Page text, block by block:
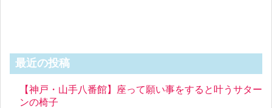
最近の投稿
【神戸・山手八番館】座って願い事をすると叶うサター
ンの椅子